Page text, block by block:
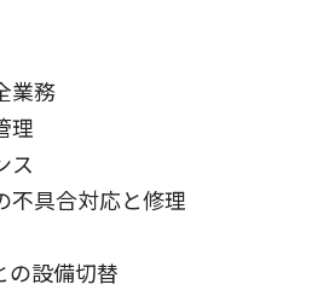
業務
理
ス
不具合対応と修理
の設備切替